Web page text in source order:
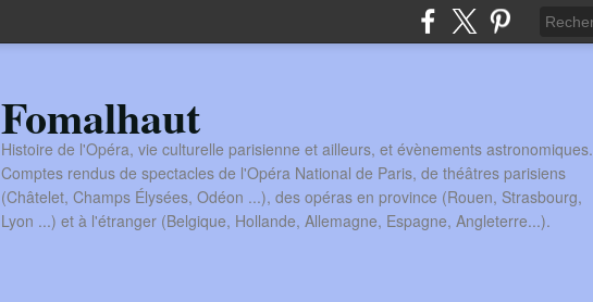
Fomalhaut
Histoire de l'Opéra, vie culturelle parisienne et ailleurs, et évènements astronomiques.
Comptes rendus de spectacles de l'Opéra National de Paris, de théâtres parisiens
(Châtelet, Champs Élysées, Odéon ...), des opéras en province (Rouen, Strasbourg,
Lyon ...) et à l'étranger (Belgique, Hollande, Allemagne, Espagne, Angleterre...).